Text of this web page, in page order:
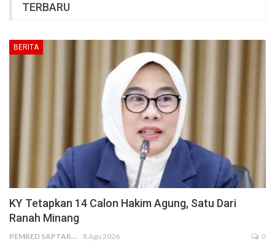
TERBARU
BERITA
KY Tetapkan 14 Calon Hakim Agung, Satu Dari
Ranah Minang
PEMRED SAPTARIUS 8 Agu 2026 0